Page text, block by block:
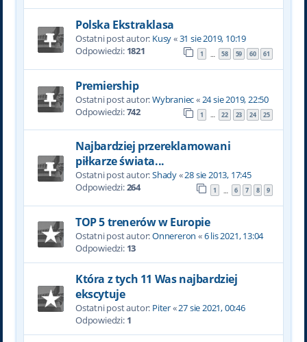
Polska Ekstraklasa
Ostatni post autor: Kusy«31 sie 2019, 10:19
Odpowiedzi: 1821 1 … 58 59 60 61
Premiership
Ostatni post autor:Wybraniec«24 sie 2019, 22:50
Odpowiedzi:742 1 … 22 23 24 25
Najbardziej przereklamowani
piłkarze świata...
Ostatni post autor:Shady«28 sie 2013, 17:45
Odpowiedzi:264 1 … 6 7 8 9
TOP 5 trenerów w Europie
Ostatni post autor:Onnereron «6 lis 2021, 13:04
Odpowiedzi: 13
Która z tych 11 Was najbardziej
ekscytuje
Ostatni post autor: Piter«27 sie 2021, 00:46
Odpowiedzi: 1